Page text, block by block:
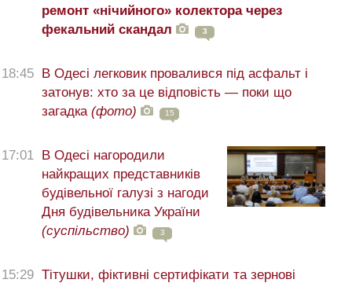
ремонт «нічийного» колектора через
фекальний скандал
3
18:45 В Одесі легковик провалився під асфальт і
затонув: хто за це відповість — поки що
загадка (фото) 15
17:01
В Одесі нагородили
найкращих представників
будівельної галузі з нагоди
Дня будівельника України
(суспільство)
3
15:29 Тітушки, фіктивні сертифікати та зернові